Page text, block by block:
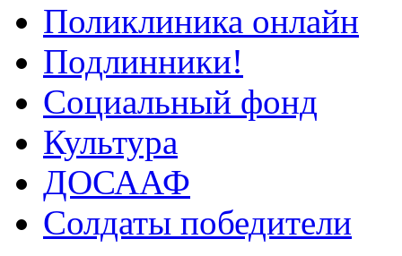
Поликлиника онлайн
Подлинники!
Социальный фонд
Культура
ДОСААФ
Солдаты победители